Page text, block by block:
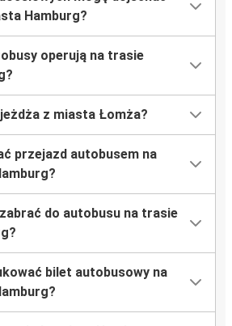
Hamburg?
operują na trasie
z miasta Łomża?
przejazd autobusem na
zabrać do autobusu na trasie
bilet autobusowy na